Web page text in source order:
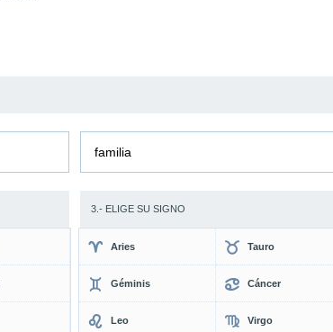
familia
3.- ELIGE SU SIGNO
Aries Tauro
Géminis Cáncer
Leo Virgo